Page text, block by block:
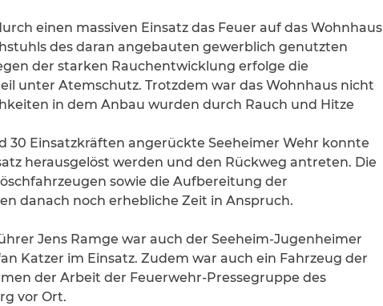
einen massiven Einsatz das Feuer auf das Wohnhaus
des daran angebauten gewerblich genutzten
der starken Rauchentwicklung erfolge die
unter Atemschutz. Trotzdem war das Wohnhaus nicht
in dem Anbau wurden durch Rauch und Hitze
30 Einsatzkräften angerückte Seeheimer Wehr konnte
herausgelöst werden und den Rückweg antreten. Die
sowie die Aufbereitung der
danach noch erhebliche Zeit in Anspruch.
Jens Ramge war auch der Seeheim-Jugenheimer
Katzer im Einsatz. Zudem war auch ein Fahrzeug der
der Arbeit der Feuerwehr-Pressegruppe des
vor Ort.